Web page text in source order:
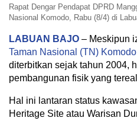
Rapat Dengar Pendapat DPRD
Nasional Komodo, Rabu (8/4) di
LABUAN BAJO – Meskipun
Taman Nasional (TN) Komodo
diterbitkan sejak tahun 2004,
pembangunan fisik yang
Hal ini lantaran status
Heritage Site atau Warisan